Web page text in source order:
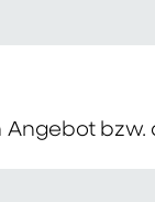
Angebot